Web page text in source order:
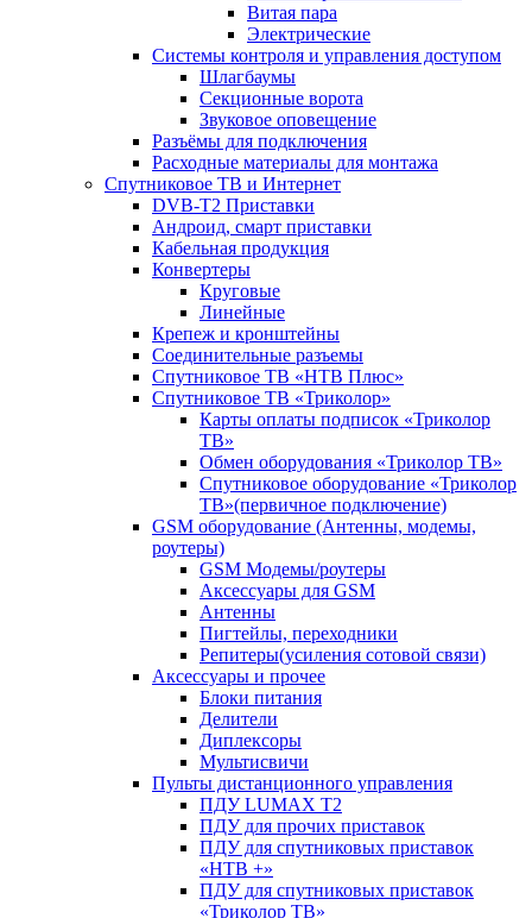
Витая пара
Электрические
Системы контроля и управления доступом
Шлагбаумы
Секционные ворота
Звуковое оповещение
Разъёмы для подключения
Расходные материалы для монтажа
Спутниковое ТВ и Интернет
DVB-Т2 Приставки
Андроид, смарт приставки
Кабельная продукция
Конвертеры
Круговые
Линейные
Крепеж и кронштейны
Соединительные разъемы
Спутниковое ТВ «НТВ Плюс»
Спутниковое ТВ «Триколор»
Карты оплаты подписок «Триколор
ТВ»
Обмен оборудования «Триколор ТВ»
Спутниковое оборудование «Триколор
ТВ»(первичное подключение)
GSM оборудование (Антенны, модемы,
роутеры)
GSM Модемы/роутеры
Аксессуары для GSM
Антенны
Пигтейлы, переходники
Репитеры(усиления сотовой связи)
Аксессуары и прочее
Блоки питания
Делители
Диплексоры
Мультисвичи
Пульты дистанционного управления
ПДУ LUMAX Т2
ПДУ для прочих приставок
ПДУ для спутниковых приставок
«НТВ +»
ПДУ для спутниковых приставок
«Триколор ТВ»